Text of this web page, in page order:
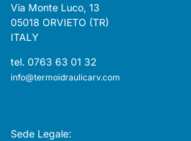
Via Monte Luco, 13
05018 ORVIETO (TR)
ITALY
tel. 0763 63 01 32
info@termoidraulicarv.com
Sede Legale: